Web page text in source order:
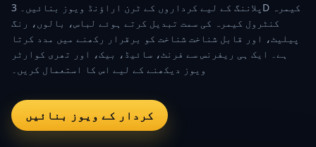
پلاننگ کے لیے کرداروں کے ٹرن اراؤنڈ ویوز بنائیں۔ 3D کیمرہ
کنٹرول کیمرہ کی سمت تبدیل کرتے ہوئے لباس، بالوں، رنگ
پیلیٹ، اور قابل شناخت شناخت کو برقرار رکھنے میں مدد کرتا
ہے۔ ایک ہی ریفرنس سے فرنٹ، سائیڈ، بیک، اور تھری کوارٹر
ویوز دیکھنے کے لیے اس کا استعمال کریں۔
کردار کے ویوز بنائیں